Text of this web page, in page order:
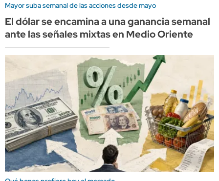
Mayor suba semanal de las acciones desde mayo
El dólar se encamina a una ganancia semanal
ante las señales mixtas en Medio Oriente